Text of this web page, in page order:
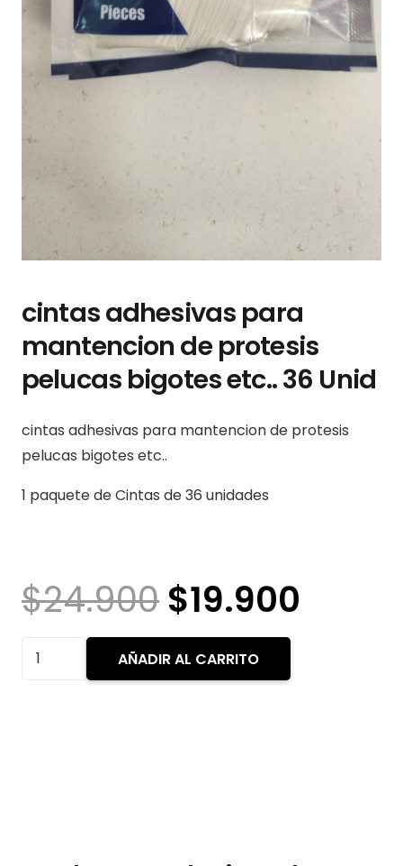
cintas adhesivas para
mantencion de protesis
pelucas bigotes etc.. 36 Unid
cintas adhesivas para mantencion de protesis
pelucas bigotes etc..
1 paquete de Cintas de 36 unidades
$24.900 El
precio
original
era:
$24.900.
$19.900
cintas
adhesivas
AÑADIR AL CARRITO